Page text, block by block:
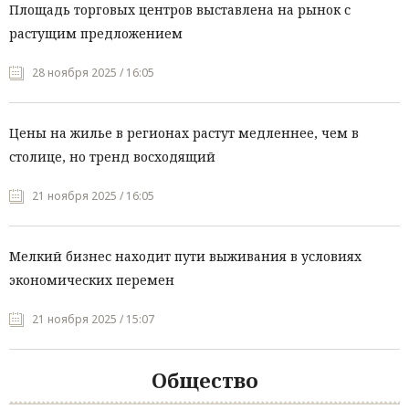
Площадь торговых центров выставлена на рынок с
растущим предложением
28 ноября 2025 / 16:05
Цены на жилье в регионах растут медленнее, чем в
столице, но тренд восходящий
21 ноября 2025 / 16:05
Мелкий бизнес находит пути выживания в условиях
экономических перемен
21 ноября 2025 / 15:07
Общество